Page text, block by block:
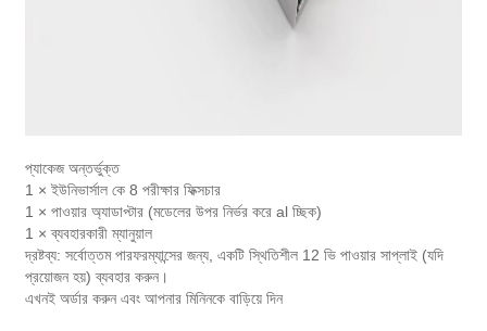
প্যাকেজ অন্তর্ভুক্ত
1 × ইউনিভার্সাল কে 8 পরীক্ষার ফিক্সচার
1 × পাওয়ার অ্যাডাপ্টার (মডেলের উপর নির্ভর করে al চ্ছিক)
1 × ব্যবহারকারী ম্যানুয়াল
দ্রষ্টব্য: সর্বোত্তম পারফরম্যান্সের জন্য, একটি স্থিতিশীল 12 ভি পাওয়ার সাপ্লাই (যদি
প্রয়োজন হয়) ব্যবহার করুন।
এখনই অর্ডার করুন এবং আপনার মিনিনকে বাড়িয়ে দিন